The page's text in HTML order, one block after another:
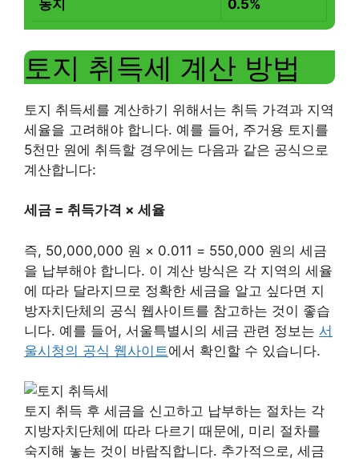
농지 0.5%
토지 취득세 계산 방법
토지 취득세를 계산하기 위해서는 취득 가격과 지역
세율을 고려해야 합니다. 예를 들어, 주거용 토지를
5천만 원에 취득할 경우에는 다음과 같은 공식으로
계산합니다:
세금 = 취득가격 × 세율
즉, 50,000,000 원 × 0.011 = 550,000 원의 세금
을 납부해야 합니다. 이 계산 방식은 각 지역의 세율
에 따라 달라지므로 정확한 세금을 알고 싶다면 지
방자치단체의 공식 웹사이트를 참고하는 것이 좋습
니다. 예를 들어, 서울특별시의 세금 관련 정보는 서
울시청의 공식 웹사이트 에서 확인할 수 있습니다.
토지 취득 후 세금을 신고하고 납부하는 절차는 각
지방자치단체에 따라 다르기 때문에, 미리 절차를
숙지해 놓는 것이 바람직합니다. 추가적으로, 세금